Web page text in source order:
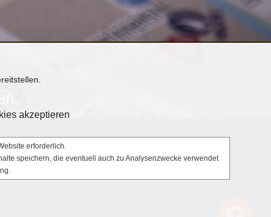
akzeptieren
erforderlich.
speichern, die eventuell auch zu Analysenzwecke verwendet